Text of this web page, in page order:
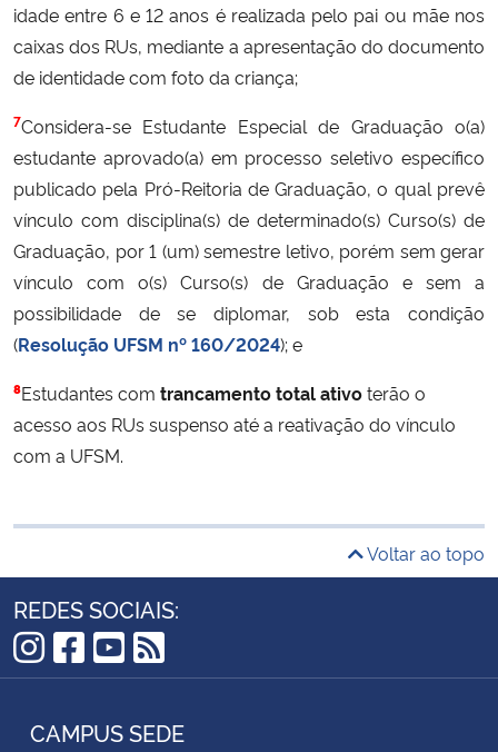
idade entre 6 e 12 anos é realizada pelo pai ou mãe nos
caixas dos RUs, mediante a apresentação do documento
de identidade com foto da criança;
7Considera-se Estudante Especial de Graduação o(a)
estudante aprovado(a) em processo seletivo específico
publicado pela Pró-Reitoria de Graduação, o qual prevê
vínculo com disciplina(s) de determinado(s) Curso(s) de
Graduação, por 1 (um) semestre letivo, porém sem gerar
vínculo com o(s) Curso(s) de Graduação e sem a
possibilidade de se diplomar, sob esta condição
(Resolução UFSM nº 160/2024); e
8Estudantes com trancamento total ativoterão o
acesso aos RUs suspenso até a reativação do vínculo
com a UFSM.
Voltar ao topo
REDES SOCIAIS:
Instagram
Facebook
YouTube
RSS
CAMPUS SEDE